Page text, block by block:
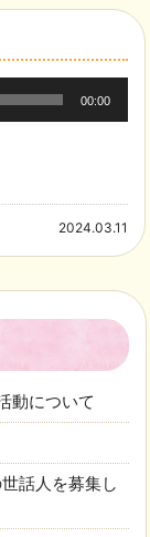
00:00
2024.03.11
動について
話人を募集し